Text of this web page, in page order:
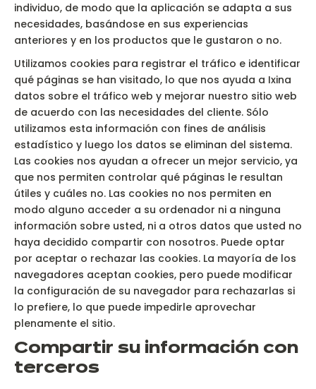
individuo, de modo que la aplicación se adapta a sus
necesidades, basándose en sus experiencias
anteriores y en los productos que le gustaron o no.
Utilizamos cookies para registrar el tráfico e identificar
qué páginas se han visitado, lo que nos ayuda a Ixina
datos sobre el tráfico web y mejorar nuestro sitio web
de acuerdo con las necesidades del cliente. Sólo
utilizamos esta información con fines de análisis
estadístico y luego los datos se eliminan del sistema.
Las cookies nos ayudan a ofrecer un mejor servicio, ya
que nos permiten controlar qué páginas le resultan
útiles y cuáles no. Las cookies no nos permiten en
modo alguno acceder a su ordenador ni a ninguna
información sobre usted, ni a otros datos que usted no
haya decidido compartir con nosotros. Puede optar
por aceptar o rechazar las cookies. La mayoría de los
navegadores aceptan cookies, pero puede modificar
la configuración de su navegador para rechazarlas si
lo prefiere, lo que puede impedirle aprovechar
plenamente el sitio.
Compartir su información con
terceros